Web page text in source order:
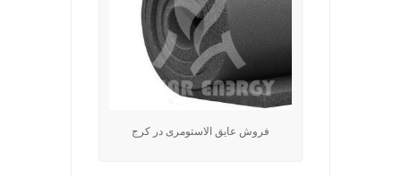
فروش عایق الاستومری در کرج